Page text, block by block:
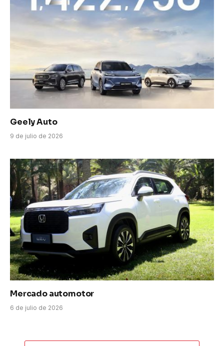
Geely Auto
9 de julio de 2026
Mercado automotor
6 de julio de 2026